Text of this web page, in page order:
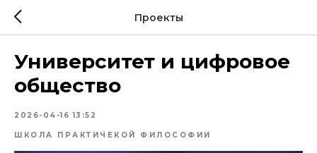
Проекты
Университет и цифровое
общество
2026-04-16 13:52
ШКОЛА ПРАКТИЧЕКОЙ ФИЛОСОФИИ